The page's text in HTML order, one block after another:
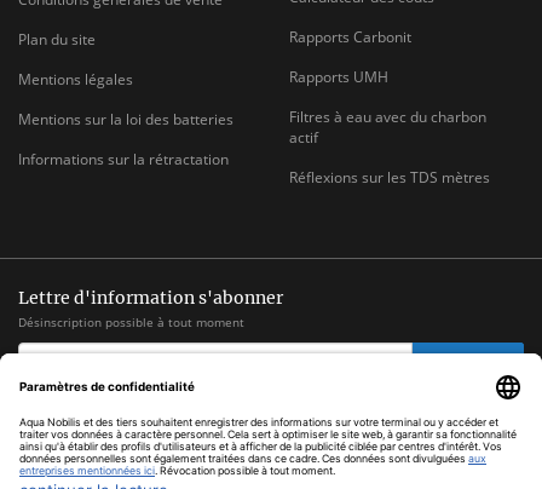
Plan du site
Mentions légales
Mentions sur la loi des batteries
Informations sur la rétractation
Rapports Carbonit
Rapports UMH
Filtres à eau avec du charbon
actif
Réflexions sur les TDS mètres
Lettre d'information s'abonner
Désinscription possible à tout moment
ADRESSE
MAIL